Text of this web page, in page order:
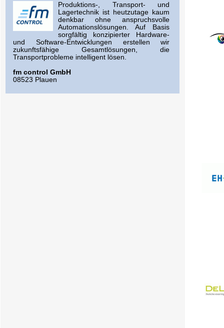
Produktions-, Transport- und
Lagertechnik ist heutzutage kaum
denkbar ohne anspruchsvolle
Automationslösungen. Auf Basis
sorgfältig konzipierter Hardware-
und Software-Entwicklungen erstellen wir
zukunftsfähige Gesamtlösungen, die
Transportprobleme intelligent lösen.
fm control GmbH
08523 Plauen